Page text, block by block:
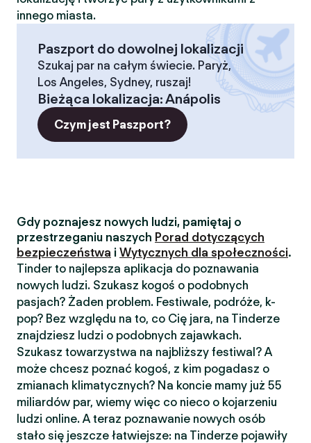
innego miasta.
Paszport do dowolnej lokalizacji
Szukaj par na całym świecie. Paryż,
Los Angeles, Sydney, ruszaj!
Bieżąca lokalizacja:Anápolis
Czym jest Paszport?
Gdy poznajesz nowych ludzi, pamiętaj o
przestrzeganiu naszych Porad dotyczących
bezpieczeństwa i Wytycznych dla społeczności.
Tinder to najlepsza aplikacja do poznawania
nowych ludzi. Szukasz kogoś o podobnych
pasjach? Żaden problem. Festiwale, podróże, k-
pop? Bez względu na to, co Cię jara, na Tinderze
znajdziesz ludzi o podobnych zajawkach.
Szukasz towarzystwa na najbliższy festiwal? A
może chcesz poznać kogoś, z kim pogadasz o
zmianach klimatycznych? Na koncie mamy już 55
miliardów par, wiemy więc co nieco o kojarzeniu
ludzi online. A teraz poznawanie nowych osób
stało się jeszcze łatwiejsze: na Tinderze pojawiły